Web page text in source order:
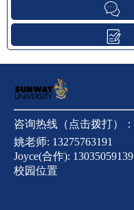
咨询热线（点击拨打）：
姚老师: 13275763191
Joyce(合作): 13035059139
校园位置